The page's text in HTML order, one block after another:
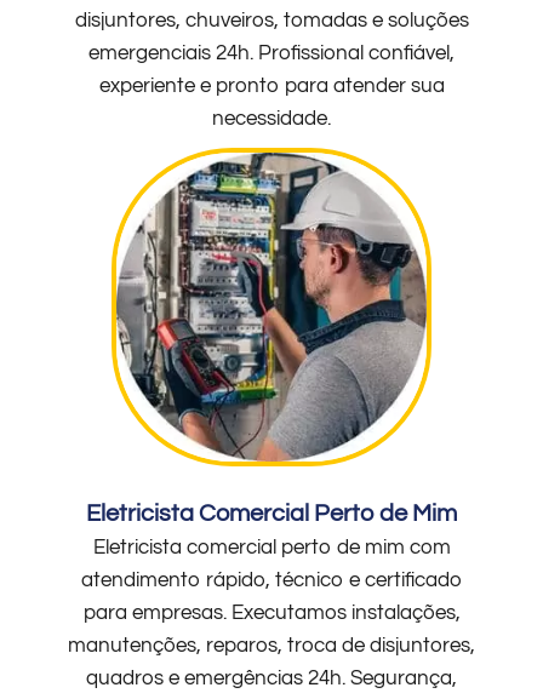
disjuntores, chuveiros, tomadas e soluções
emergenciais 24h. Profissional confiável,
experiente e pronto para atender sua
necessidade.
Eletricista Comercial Perto de Mim
Eletricista comercial perto de mim com
atendimento rápido, técnico e certificado
para empresas. Executamos instalações,
manutenções, reparos, troca de disjuntores,
quadros e emergências 24h. Segurança,